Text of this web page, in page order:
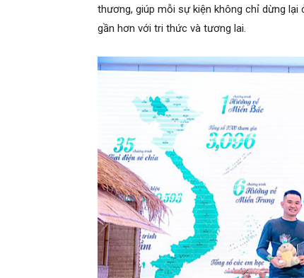
thương, giúp mỗi sự kiện không chỉ dừng
gần hơn với tri thức và tương lai.